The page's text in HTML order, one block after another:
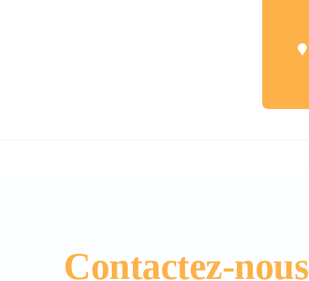
Contactez-nous